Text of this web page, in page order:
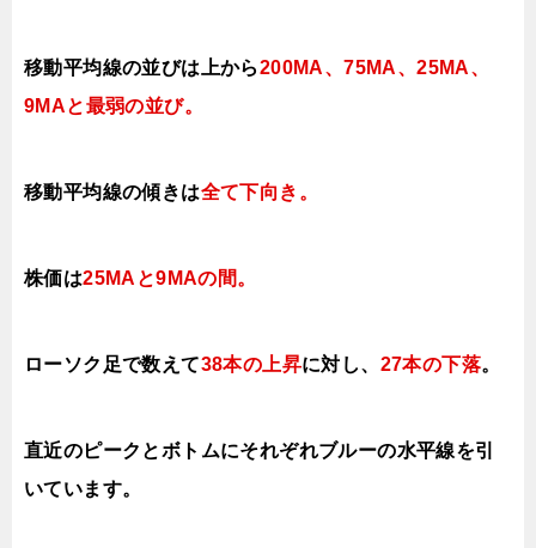
移動平均線の並びは 上から200MA、75MA、25MA、
9MAと最弱の並び。
移動平均線の傾きは全て下向き。
株価は25MAと9MAの間。
ローソク足で数えて38本の上昇に対し、 27本の下落。
直近のピークとボトムにそれぞれブルーの水平線を引
いています。